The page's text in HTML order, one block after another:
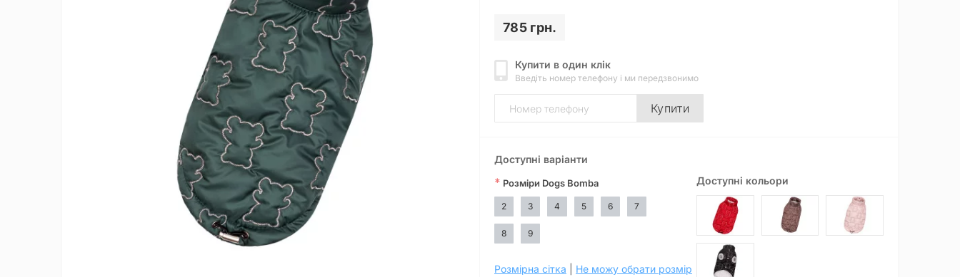
785 грн.
Купити в один клік
Введіть номер телефону і ми передзвонимо
Купити
Доступні кольори
Доступні варіанти
* Розміри Dogs Bomba
2 3 4 5 6 7
8 9
Розмірна сітка Не можу обрати розмір